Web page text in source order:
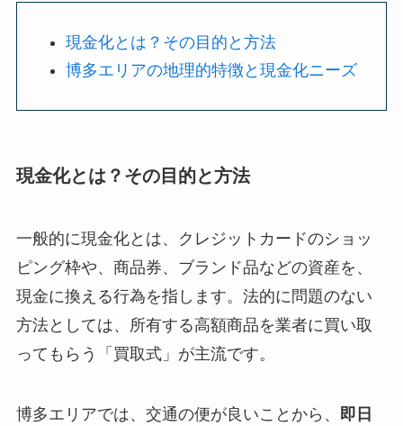
現金化とは？その目的と方法
博多エリアの地理的特徴と現金化ニーズ
現金化とは？その目的と方法
一般的に現金化とは、クレジットカードのショッ
ピング枠や、商品券、ブランド品などの資産を、
現金に換える行為を指します。法的に問題のない
方法としては、所有する高額商品を業者に買い取
ってもらう「買取式」が主流です。
博多エリアでは、交通の便が良いことから、 即日